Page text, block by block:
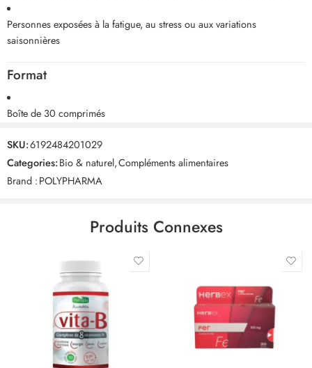
Personnes exposées à la fatigue, au stress ou aux variations
saisonnières
Format
Boîte de 30 comprimés
SKU:6192484201029
Categories:Bio & naturel,Compléments alimentaires
Brand :POLYPHARMA
Produits Connexes